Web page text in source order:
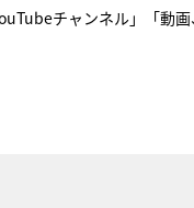
チャンネル」「動